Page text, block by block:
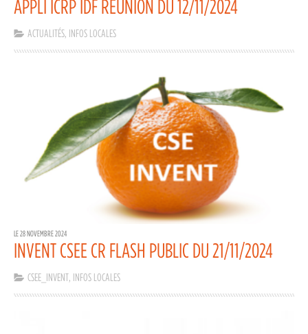
APPLI ICRP IDF RÉUNION DU 12/11/2024
ACTUALITÉS INFOS LOCALES
LE 28 NOVEMBRE 2024
INVENT CSEE CR FLASH PUBLIC DU 21/11/2024
CSEE_INVENT INFOS LOCALES